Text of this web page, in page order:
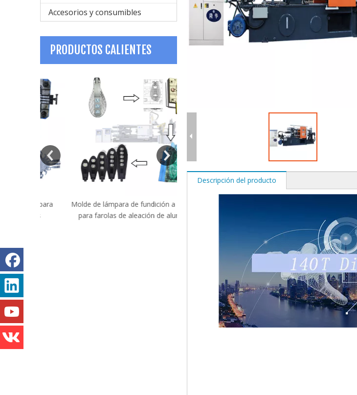
Accesorios y consumibles
PRODUCTOS CALIENTES
Molde de lámpara de fundición a presión
para farolas de aleación de aluminio
Molde
la válvula
Descripción del producto